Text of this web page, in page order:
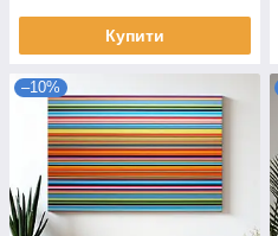
Купити
–10%